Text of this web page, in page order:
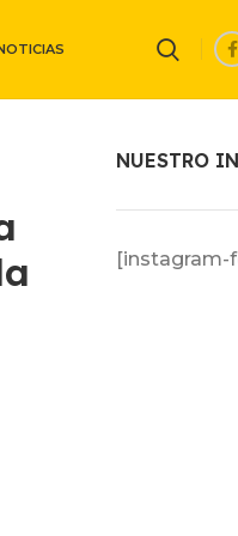
NUESTRO
[instagram-